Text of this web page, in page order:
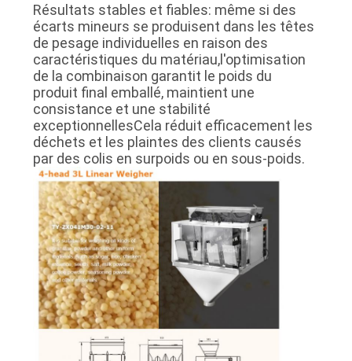
Résultats stables et fiables: même si des
écarts mineurs se produisent dans les têtes
de pesage individuelles en raison des
caractéristiques du matériau,l'optimisation
de la combinaison garantit le poids du
produit final emballé, maintient une
consistance et une stabilité
exceptionnellesCela réduit efficacement les
déchets et les plaintes des clients causés
par des colis en surpoids ou en sous-poids.